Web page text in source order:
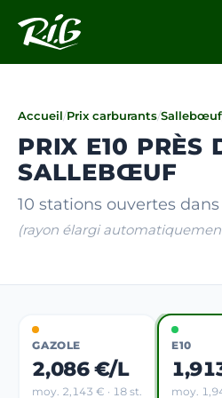
Accueil/Prix carburants/Sallebœuf
PRIX E10 PRÈS
SALLEBŒUF
10 stations ouvertes
(rayon élargi
GAZOLE
2,086 €/L
moy. 2,143 € · 18 st.
E10
moy.